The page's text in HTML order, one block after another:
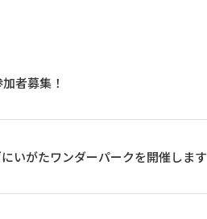
者募集！
いがたワンダーパークを開催します